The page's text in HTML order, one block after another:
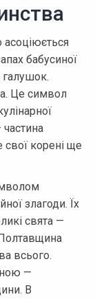
асоціюється
бабусиної
галушок.
Це символ
частина
свої корені ще
злагоди. Їх
свята —
всього.
—
В